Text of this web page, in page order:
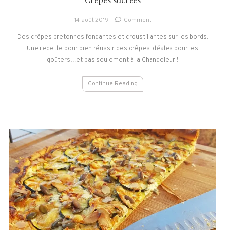
14 août 2019 Commenton
sucrées
Des crêpes bretonnes fondantes et croustillantes sur les bords.
Une recette pour bien réussir ces crêpes idéales pour les
goûters…et pas seulement à la Chandeleur !
Continue Reading